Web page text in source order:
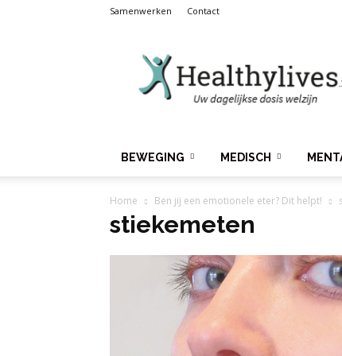
Samenwerken Contact
BEWEGING MEDISCH
Home Ben jij een emotionele eter? Dit helpt!
stiekemeten